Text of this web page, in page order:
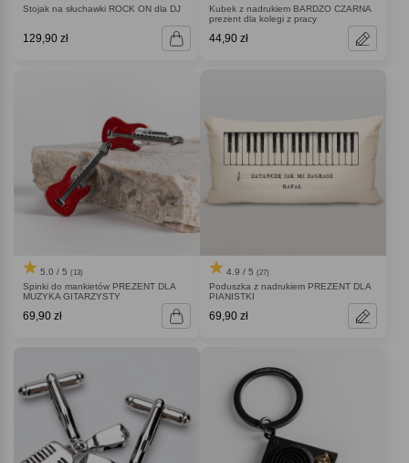
Stojak na słuchawki ROCK ON dla DJ
129,90 zł
Kubek z nadrukiem BARDZO CZARNA
prezent dla kolegi z pracy
44,90 zł
5.0 / 5 (13)
Spinki do mankietów PREZENT DLA
MUZYKA GITARZYSTY
69,90 zł
4.9 / 5 (27)
Poduszka z nadrukiem PREZENT DLA
PIANISTKI
69,90 zł